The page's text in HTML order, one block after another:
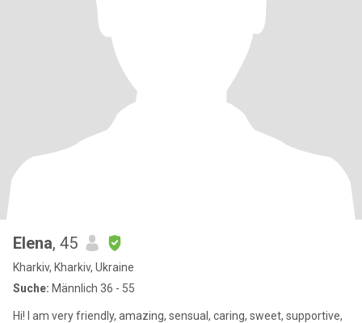
Elena, 45
Kharkiv, Kharkiv, Ukraine
Suche: Männlich 36 - 55
Hi! I am very friendly, amazing, sensual, caring, sweet, supportive,